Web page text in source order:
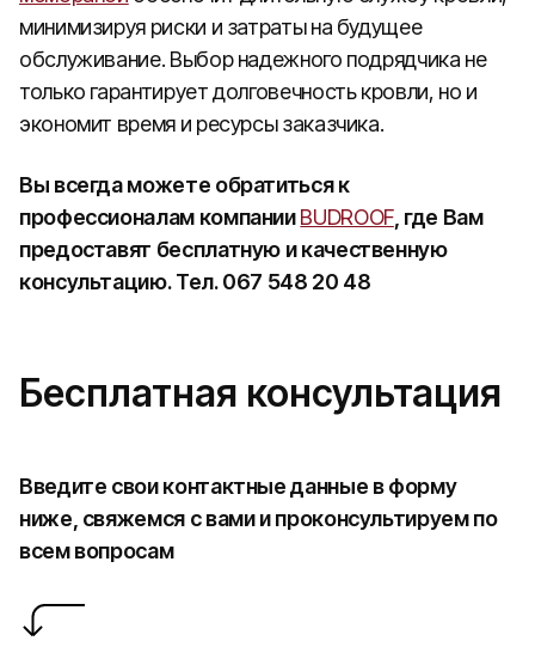
минимизируя риски и затраты на будущее
обслуживание. Выбор надежного подрядчика не
только гарантирует долговечность кровли, но и
экономит время и ресурсы заказчика.
Вы всегда можете обратиться к
профессионалам компанииBUDROOF, где Вам
предоставят бесплатную и качественную
консультацию. Тел. 067 548 20 48
Бесплатная консультация
Введите свои контактные данные в форму
ниже, свяжемся с вами и проконсультируем по
всем вопросам